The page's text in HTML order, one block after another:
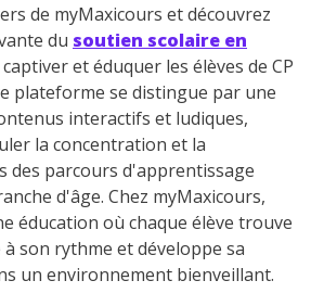
de myMaxicours et découvrez
du soutien scolaire en
et éduquer les élèves de CP
plateforme se distingue par une
interactifs et ludiques,
la concentration et la
des parcours d'apprentissage
d'âge. Chez myMaxicours,
éducation où chaque élève trouve
son rythme et développe sa
un environnement bienveillant.